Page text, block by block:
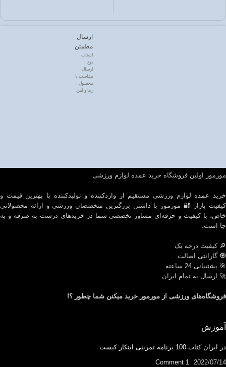
ارسال
مطمئن
انتخاب
نوع
ارسال
متناسب با
محصول
زیبا و امن
مورمور اولین فروشگاه خرید عمده لوازم ورزشی
خرید عمده لوازم ورزشی مستقیم از واردکننده و تولیدکننده با بهترین قیمت و
کیفیت بازار 🔐 مورمور با داشتن بزرگترین متخصصان ورزشی و ارائه محصولاتی
خاص، با کیفیت و حرفه‌ای مشاور تخصصی شما در خریدهای درست به صرفه و به
جا است.
🔎 کیفیت درجه یک
🧿 گارانتی اصالت
🎯 پشتیبانی 24 ساعته
🚀 ارسال به تمام ایران
فروشگاه‌های ورزشی از مورمور خرید میکنن شما چطور ؟!
آموزش
در ایران کتاب 100 برنامه تمرینی ابتکار کیست
2022/07/14
1 Comment